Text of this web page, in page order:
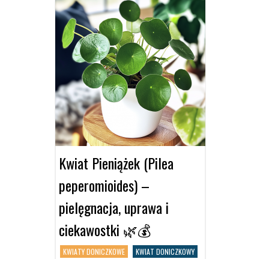
Kwiat Pieniążek (Pilea
peperomioides) –
pielęgnacja, uprawa i
ciekawostki 🌿💰
KWIATY DONICZKOWE
KWIAT DONICZKOWY